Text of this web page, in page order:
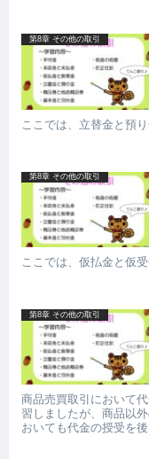
第8章 その他の取引
ここでは、立替金と預
第8章 その他の取引
ここでは、仮払金と仮
第8章 その他の取引
商品売買取引において
習しましたが、商品以
おいても代金の授受を